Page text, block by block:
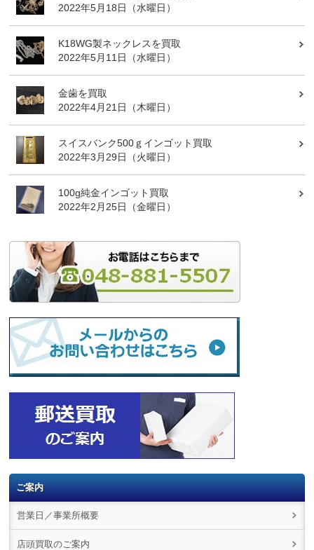
2022年5月18日（水曜日）
K18WG製ネックレスを買取
2022年5月11日（水曜日）
金歯を買取
2022年4月21日（木曜日）
スイスバンク500ｇインゴット買取
2022年3月29日（火曜日）
100g純金インゴット買取
2022年2月25日（金曜日）
ご案内
営業日／事業所概要
店頭買取のご案内